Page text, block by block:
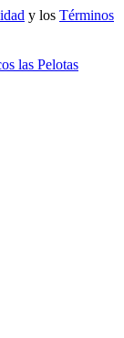
y los Términos